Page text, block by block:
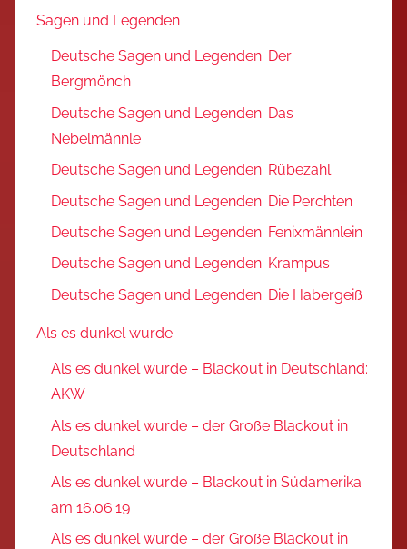
Sagen und Legenden
Deutsche Sagen und Legenden: Der
Bergmönch
Deutsche Sagen und Legenden: Das
Nebelmännle
Deutsche Sagen und Legenden: Rübezahl
Deutsche Sagen und Legenden: Die Perchten
Deutsche Sagen und Legenden: Fenixmännlein
Deutsche Sagen und Legenden: Krampus
Deutsche Sagen und Legenden: Die Habergeiß
Als es dunkel wurde
Als es dunkel wurde – Blackout in Deutschland:
AKW
Als es dunkel wurde – der Große Blackout in
Deutschland
Als es dunkel wurde – Blackout in Südamerika
am 16.06.19
Als es dunkel wurde – der Große Blackout in